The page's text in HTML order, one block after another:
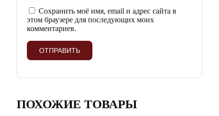
Сохранить моё имя, email и адрес сайта в
этом браузере для последующих моих
комментариев.
ПОХОЖИЕ ТОВАРЫ